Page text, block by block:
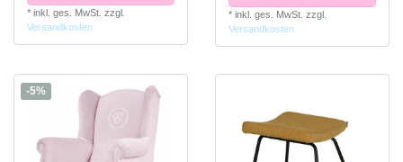
* inkl. ges. MwSt. zzgl.
Versandkosten
* inkl. ges. MwSt. zzgl.
Versandkosten
-5%